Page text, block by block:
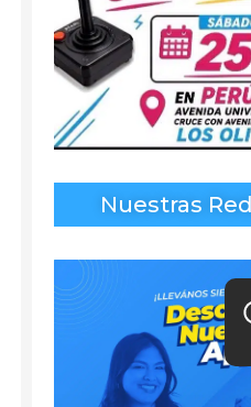
Nuestras